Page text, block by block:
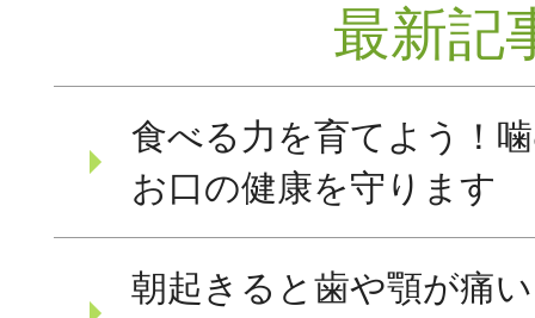
最新記
食べる力を育てよう！
お口の健康を守ります
朝起きると歯や顎が痛